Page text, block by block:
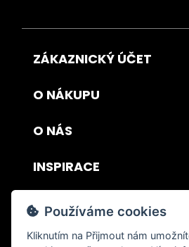
ZÁKAZNICKÝ ÚČET
O NÁKUPU
O NÁS
INSPIRACE
DOPRAVA A PLATBA
Používáme cookies
Kliknutím na Přijmout nám